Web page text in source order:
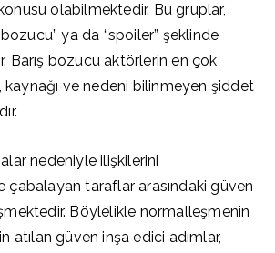
olabilmektedir. Bu gruplar,
ya da “spoiler” şeklinde
Barış bozucu aktörlerin en çok
kaynağı ve nedeni bilinmeyen şiddet
nedeniyle ilişkilerini
çabalayan taraflar arasındaki güven
Böylelikle normalleşmenin
atılan güven inşa edici adımlar,